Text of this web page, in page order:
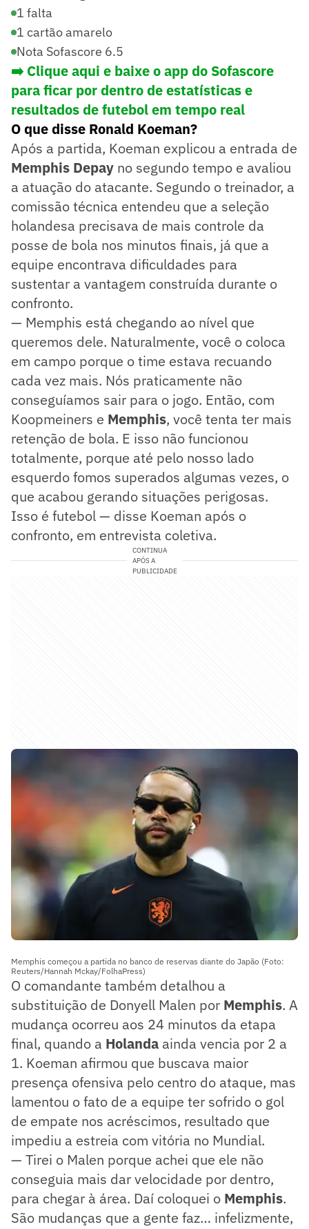
1 falta
1 cartão amarelo
Nota Sofascore 6.5
➡️ Clique aqui e baixe o app do Sofascore
para ficar por dentro de estatísticas e
resultados de futebol em tempo real
O que disse Ronald Koeman?
Após a partida, Koeman explicou a entrada de
Memphis Depay no segundo tempo e avaliou
a atuação do atacante. Segundo o treinador, a
comissão técnica entendeu que a seleção
holandesa precisava de mais controle da
posse de bola nos minutos finais, já que a
equipe encontrava dificuldades para
sustentar a vantagem construída durante o
confronto.
— Memphis está chegando ao nível que
queremos dele. Naturalmente, você o coloca
em campo porque o time estava recuando
cada vez mais. Nós praticamente não
conseguíamos sair para o jogo. Então, com
Koopmeiners e Memphis, você tenta ter mais
retenção de bola. E isso não funcionou
totalmente, porque até pelo nosso lado
esquerdo fomos superados algumas vezes, o
que acabou gerando situações perigosas.
Isso é futebol — disse Koeman após o
confronto, em entrevista coletiva.
CONTINUA
APÓS A
PUBLICIDADE
Memphis começou a partida no banco de reservas diante do Japão (Foto:
Reuters/Hannah Mckay/FolhaPress)
O comandante também detalhou a
substituição de Donyell Malen por Memphis. A
mudança ocorreu aos 24 minutos da etapa
final, quando a Holanda ainda vencia por 2 a
1. Koeman afirmou que buscava maior
presença ofensiva pelo centro do ataque, mas
lamentou o fato de a equipe ter sofrido o gol
de empate nos acréscimos, resultado que
impediu a estreia com vitória no Mundial.
— Tirei o Malen porque achei que ele não
conseguia mais dar velocidade por dentro,
para chegar à área. Daí coloquei o Memphis.
São mudanças que a gente faz… infelizmente,